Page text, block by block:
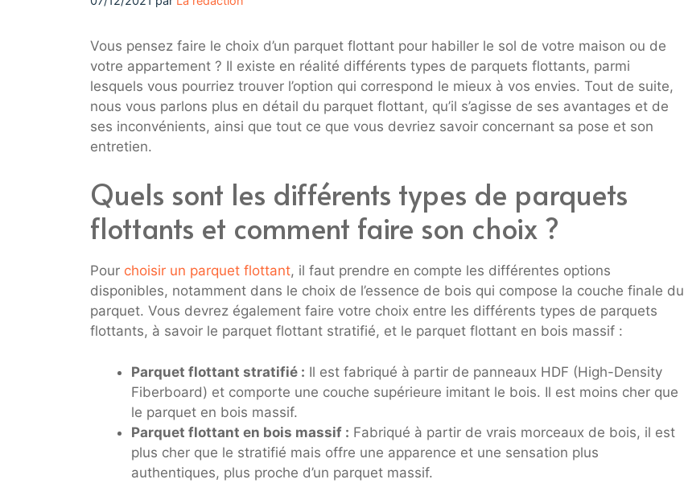
Vous pensez faire le choix d’un parquet flottant pour habiller le sol de votre maison ou de
votre appartement ? Il existe en réalité différents types de parquets flottants, parmi
lesquels vous pourriez trouver l’option qui correspond le mieux à vos envies. Tout de suite,
nous vous parlons plus en détail du parquet flottant, qu’il s’agisse de ses avantages et de
ses inconvénients, ainsi que tout ce que vous devriez savoir concernant sa pose et son
entretien.
Quels sont les différents types de parquets
flottants et comment faire son choix ?
Pour choisir un parquet flottant, il faut prendre en compte les différentes options
disponibles, notamment dans le choix de l’essence de bois qui compose la couche finale du
parquet. Vous devrez également faire votre choix entre les différents types de parquets
flottants, à savoir le parquet flottant stratifié, et le parquet flottant en bois massif :
Parquet flottant stratifié : Il est fabriqué à partir de panneaux HDF (High-Density
Fiberboard) et comporte une couche supérieure imitant le bois. Il est moins cher que
le parquet en bois massif.
Parquet flottant en bois massif : Fabriqué à partir de vrais morceaux de bois, il est
plus cher que le stratifié mais offre une apparence et une sensation plus
authentiques, plus proche d’un parquet massif.